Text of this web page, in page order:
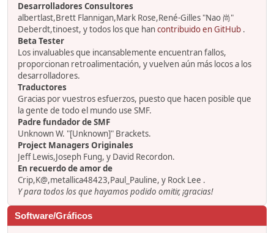
Desarrolladores Consultores
albertlast,Brett Flannigan,Mark Rose,René-Gilles "Nao 尚"
Deberdt,tinoest, y todos los que hancontribuido en GitHub .
Beta Tester
Los invaluables que incansablemente encuentran fallos,
proporcionan retroalimentación, y vuelven aún más locos a los
desarrolladores.
Traductores
Gracias por vuestros esfuerzos, puesto que hacen posible que
la gente de todo el mundo use SMF.
Padre fundador de SMF
Unknown W. "[Unknown]" Brackets.
Project Managers Originales
Jeff Lewis,Joseph Fung, y David Recordon.
En recuerdo de amor de
Crip,K@,metallica48423,Paul_Pauline, y Rock Lee .
Y para todos los que hayamos podido omitir, ¡gracias!
Software/Gráficos